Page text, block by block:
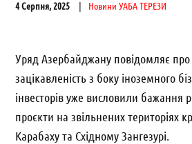
4 Серпня, 2025 Новини УАБА ТЕРЕЗИ
Уряд Азербайджану повідомляє про
зацікавленість з боку іноземного
інвесторів уже висловили бажання
проєкти на звільнених територіях
Карабаху та Східному Зангезурі.